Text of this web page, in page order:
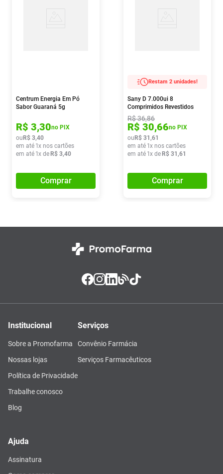
Centrum Energia Em Pó
Sabor Guaraná 5g
R$ 3,30no PIX
ou R$ 3,40
em até 1x nos cartões
em até 1x de R$ 3,40
Comprar
Restam 2 unidades!
Sany D 7.000ui 8
Comprimidos Revestidos
R$36,86
R$ 30,66no PIX
ou R$ 31 ,61
em até 1x nos cartões
em até 1x de R$ 31 ,61
Comprar
Institucional
Sobre a Promofarma
Nossas lojas
Política de Privacidade
Trabalhe conosco
Blog
Serviços
Convênio Farmácia
Serviços Farmacêuticos
Ajuda
Assinatura